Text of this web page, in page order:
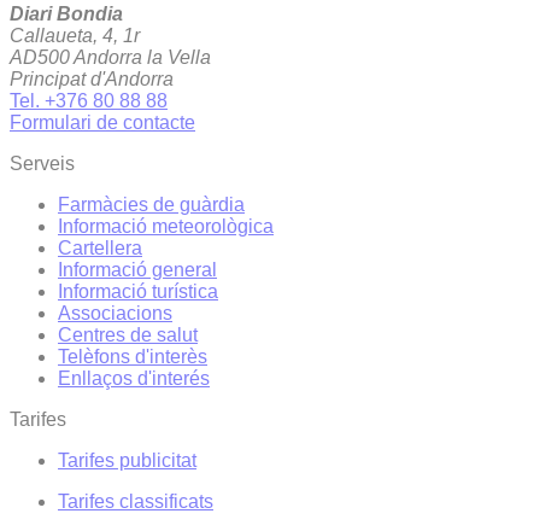
Diari Bondia
Callaueta, 4, 1r
AD500 Andorra la Vella
Principat d'Andorra
Tel. +376 80 88 88
Formulari de contacte
Serveis
Farmàcies de guàrdia
Informació meteorològica
Cartellera
Informació general
Informació turística
Associacions
Centres de salut
Telèfons d'interès
Enllaços d'interés
Tarifes
Tarifes publicitat
Tarifes classificats